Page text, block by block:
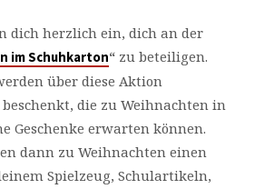
dich herzlich ein, dich an der
im Schuhkarton“ zu beteiligen.
über diese Aktion
die zu Weihnachten in
Geschenke erwarten können.
dann zu Weihnachten einen
Spielzeug, Schulartikeln,